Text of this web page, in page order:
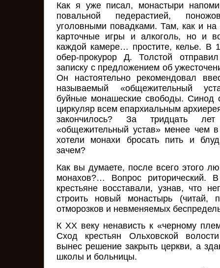
Как я уже писал, монастыри
повальной педерастией,
уголовными повадками. Там, как и
карточные игры и алкоголь, но и
каждой камере… простите, келье. В
обер-прокурор Д. Толстой
записку с предложением об
Он настоятельно рекомендовал
называемый «общежительный
буйные монашеские свободы. Синод
циркуляр всем епархиальным
закончилось? За тридцать
«общежительный устав» менее чем
хотели монахи бросать пить и
зачем?
Как вы думаете, после всего этого
монахов?… Вопрос риторический.
крестьяне восставали, узнав, что
строить новый монастырь (читай,
отморозков и невменяемых
К XX веку ненависть к «черному
Сход крестьян Ольховской
вынес решение закрыть церкви, а
школы и больницы.